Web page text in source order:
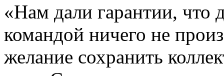
«Нам дали гарантии, что
командой ничего не
желание сохранить